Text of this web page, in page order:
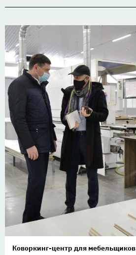
Коворкинг-центр для мебельщиков